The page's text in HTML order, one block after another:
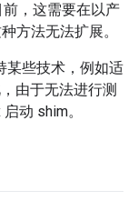
，这需要在以产
方法无法扩展。
某些技术，例如适
由于无法进行测
动 shim。